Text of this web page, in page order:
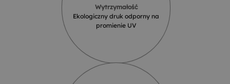
Wytrzymałość
Ekologiczny druk odporny na
promienie UV